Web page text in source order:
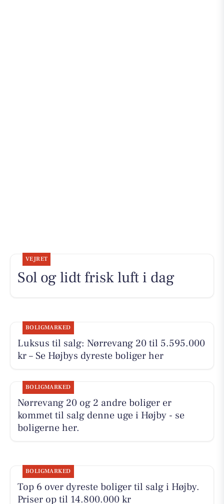
VEJRET
Sol og lidt frisk luft i dag
BOLIGMARKED
Luksus til salg: Nørrevang 20 til 5.595.000
kr – Se Højbys dyreste boliger her
BOLIGMARKED
Nørrevang 20 og 2 andre boliger er
kommet til salg denne uge i Højby - se
boligerne her.
BOLIGMARKED
Top 6 over dyreste boliger til salg i Højby.
Priser op til 14.800.000 kr